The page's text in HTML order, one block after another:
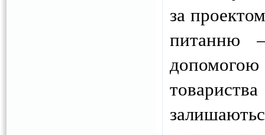
за
питанню
допомогою